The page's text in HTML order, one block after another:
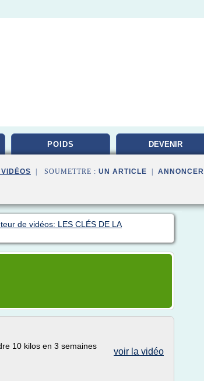
POIDS DEVENIR
| SOUMETTRE : UN ARTICLE ANNONCER
de vidéos: LES CLÉS DE LA
voir la vidéo
10 kilos en 3 semaines